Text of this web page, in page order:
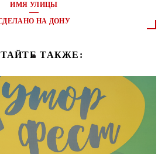
ИМЯ УЛИЦЫ
НА ДОНУ
ТАКЖЕ: